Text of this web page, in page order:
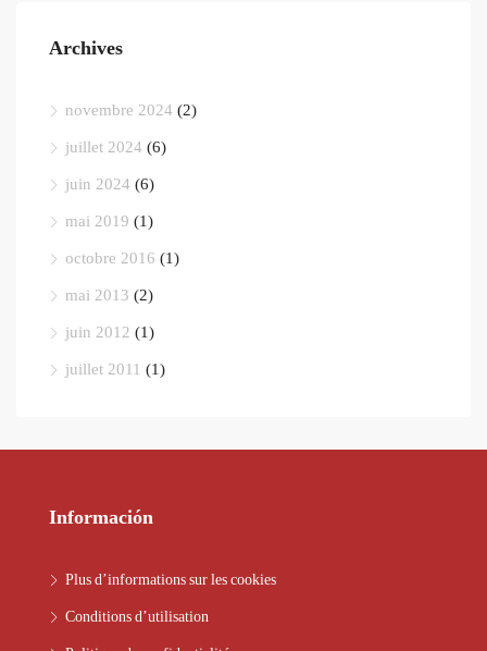
Archives
novembre 2024 (2)
juillet 2024 (6)
juin 2024 (6)
mai 2019 (1)
octobre 2016 (1)
mai 2013 (2)
juin 2012 (1)
juillet 2011 (1)
Información
Plus d’informations sur les cookies
Conditions d’utilisation